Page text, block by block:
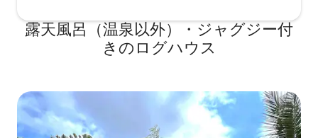
露天風呂（温泉以外）・ジャグジー付
きのログハウス